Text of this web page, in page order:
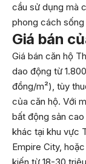
cầu sử dụng mà
phong cách
Giá bán
Giá bán căn hộ
dao động từ
đồng/m²), tùy
của căn hộ. Với
bất động sản
khác tại khu vực
Empire City,